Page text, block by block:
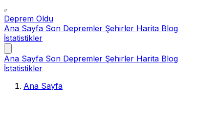
Deprem Oldu
Ana Sayfa Son Depremler Şehirler Harita Blog
İstatistikler
Ana Sayfa Son Depremler Şehirler Harita Blog
İstatistikler
Ana Sayfa